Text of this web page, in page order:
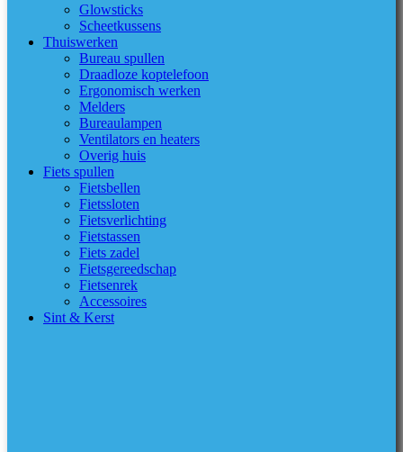
Glowsticks
Scheetkussens
Thuiswerken
Bureau spullen
Draadloze koptelefoon
Ergonomisch werken
Melders
Bureaulampen
Ventilators en heaters
Overig huis
Fiets spullen
Fietsbellen
Fietssloten
Fietsverlichting
Fietstassen
Fiets zadel
Fietsgereedschap
Fietsenrek
Accessoires
Sint & Kerst